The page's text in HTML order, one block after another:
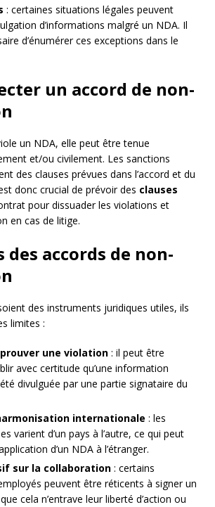
: certaines situations légales peuvent
d’informations malgré un NDA. Il
d’énumérer ces exceptions dans le
un accord de non-
un NDA, elle peut être tenue
et/ou civilement. Les sanctions
des clauses prévues dans l’accord et du
donc crucial de prévoir des clauses
pour dissuader les violations et
en cas de litige.
des accords de non-
des instruments juridiques utiles, ils
limites :
une violation : il peut être
avec certitude qu’une information
divulguée par une partie signataire du
internationale : les
varient d’un pays à l’autre, ce qui peut
d’un NDA à l’étranger.
sur la collaboration : certains
peuvent être réticents à signer un
cela n’entrave leur liberté d’action ou